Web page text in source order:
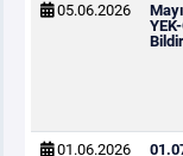
05.06.2026
01.06.2026